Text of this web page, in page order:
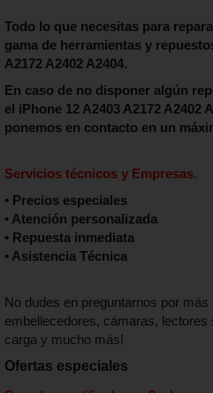
Todo lo que necesitas para
gama de herramientas y
A2172 A2402 A2404.
En caso de no disponer algún
el iPhone 12 A2403 A2172 A2402
ponemos en contacto en un
Servicios técnicos y Empresas.
• Precios especiales
• Atención personalizada
• Repuesta inmediata
• Asistencia Técnica
No dudes en preguntarnos por
embellecedores, cámaras,
carga y mucho más!
Ofertas especiales